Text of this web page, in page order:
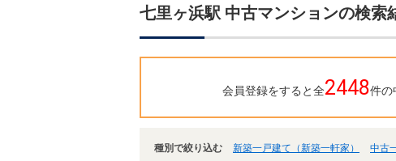
七里ヶ浜駅 中古マンションの検索
会員登録をすると全2448件の
種別で絞り込む 新築一戸建て（新築一軒家） 中古